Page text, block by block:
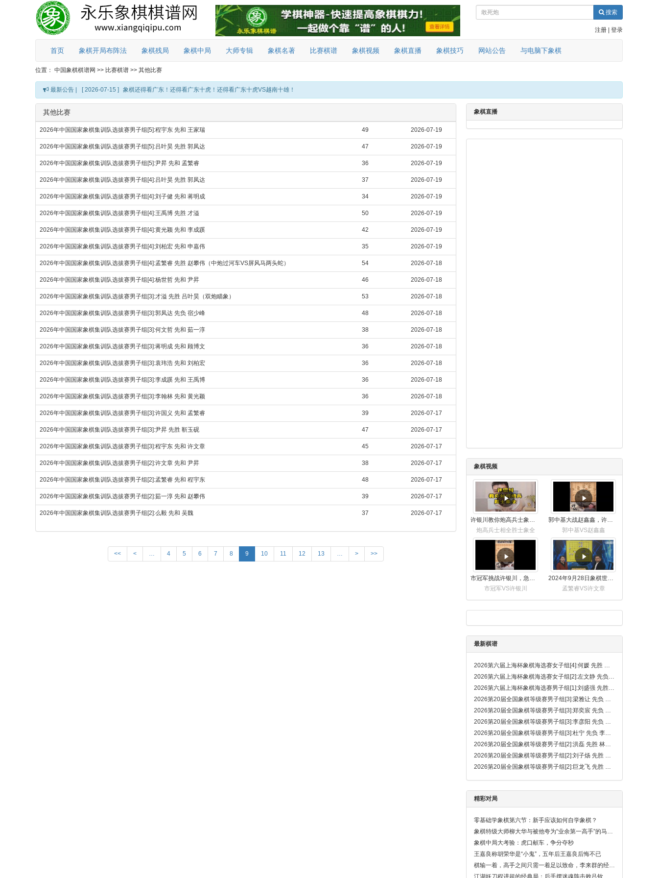
搜索
注册 登录
首页 象棋开局布阵法 象棋残局 象棋中局 大师专辑 象棋名著 比赛棋谱 象棋视频 象棋直播 象棋技巧 网站公告 与电脑下象棋
位置： 中国象棋棋谱网 >> 比赛棋谱 >> 其他比赛
最新公告 | [ 2026-07-15 ] 象棋还得看广东！还得看广东十虎！还得看广东十虎VS越南十雄！
其他比赛
2026年中国国家象棋集训队选拔赛男子组[5]:程宇东 先和 王家瑞 49 2026-07-19
2026年中国国家象棋集训队选拔赛男子组[5]:吕叶昊 先胜 郭凤达 47 2026-07-19
2026年中国国家象棋集训队选拔赛男子组[5]:尹昇 先和 孟繁睿 36 2026-07-19
2026年中国国家象棋集训队选拔赛男子组[4]:吕叶昊 先胜 郭凤达 37 2026-07-19
2026年中国国家象棋集训队选拔赛男子组[4]:刘子健 先和 蒋明成 34 2026-07-19
2026年中国国家象棋集训队选拔赛男子组[4]:王禹博 先胜 才溢 50 2026-07-19
2026年中国国家象棋集训队选拔赛男子组[4]:黄光颖 先和 李成蹊 42 2026-07-19
2026年中国国家象棋集训队选拔赛男子组[4]:刘柏宏 先和 申嘉伟 35 2026-07-19
2026年中国国家象棋集训队选拔赛男子组[4]:孟繁睿 先胜 赵攀伟（中炮过河车VS屏风马两头蛇） 54 2026-07-18
2026年中国国家象棋集训队选拔赛男子组[4]:杨世哲 先和 尹昇 46 2026-07-18
2026年中国国家象棋集训队选拔赛男子组[3]:才溢 先胜 吕叶昊（双炮瞄象） 53 2026-07-18
2026年中国国家象棋集训队选拔赛男子组[3]:郭凤达 先负 宿少峰 48 2026-07-18
2026年中国国家象棋集训队选拔赛男子组[3]:何文哲 先和 茹一淳 38 2026-07-18
2026年中国国家象棋集训队选拔赛男子组[3]:蒋明成 先和 顾博文 36 2026-07-18
2026年中国国家象棋集训队选拔赛男子组[3]:袁玮浩 先和 刘柏宏 36 2026-07-18
2026年中国国家象棋集训队选拔赛男子组[3]:李成蹊 先和 王禹博 36 2026-07-18
2026年中国国家象棋集训队选拔赛男子组[3]:李翰林 先和 黄光颖 36 2026-07-18
2026年中国国家象棋集训队选拔赛男子组[3]:许国义 先和 孟繁睿 39 2026-07-17
2026年中国国家象棋集训队选拔赛男子组[3]:尹昇 先胜 靳玉砚 47 2026-07-17
2026年中国国家象棋集训队选拔赛男子组[3]:程宇东 先和 许文章 45 2026-07-17
2026年中国国家象棋集训队选拔赛男子组[2]:许文章 先和 尹昇 38 2026-07-17
2026年中国国家象棋集训队选拔赛男子组[2]:孟繁睿 先和 程宇东 48 2026-07-17
2026年中国国家象棋集训队选拔赛男子组[2]:茹一淳 先和 赵攀伟 39 2026-07-17
2026年中国国家象棋集训队选拔赛男子组[2]:么毅 先和 吴魏 37 2026-07-17
<< < … 4 5 6 7 8 9 10 11 12 13 … > >>
象棋直播
象棋视频
许银川教你炮高兵士象全如何赢士象全，简单四步即可
炮高兵士相全胜士象全
郭中基大战赵鑫鑫，许银川激情讲解
郭中基VS赵鑫鑫
市冠军挑战许银川，急进中兵变化真激烈！
市冠军VS许银川
2024年9月28日象棋世界栏目，刘君、蒋川讲解了第九届杨官璘杯象棋公开赛孟繁睿与许文章的对局
孟繁睿VS许文章
最新棋谱
2026第六届上海杯象棋海选赛女子组[4]:何媛 先胜 王子涵
2026第六届上海杯象棋海选赛女子组[2]:左文静 先负 唐丹
2026第六届上海杯象棋海选赛男子组[1]:刘盛强 先胜 赵攀伟（大漏着）
2026第20届全国象棋等级赛男子组[3]:梁雅让 先负 徐泽辉
2026第20届全国象棋等级赛男子组[3]:郑奕宸 先负 姚勤贺
2026第20届全国象棋等级赛男子组[3]:李彦阳 先负 解龙昊
2026第20届全国象棋等级赛男子组[3]:杜宁 先负 李秉臻
2026第20届全国象棋等级赛男子组[2]:洪磊 先胜 林煜昊
2026第20届全国象棋等级赛男子组[2]:刘子炀 先胜 周珂
2026第20届全国象棋等级赛男子组[2]:巨龙飞 先胜 赵勇霖
精彩对局
零基础学象棋第六节：新手应该如何自学象棋？
象棋特级大师柳大华与被他夸为“业余第一高手”的马迎选
象棋中局大考验：虎口献车，争分夺秒
王嘉良称胡荣华是“小鬼”，五年后王嘉良后悔不已
棋输一着，高手之间只需一着足以致命，李来群的经典捉马局
江湖妖刀程进超的经典局：后手摆迷魂阵击败吕钦